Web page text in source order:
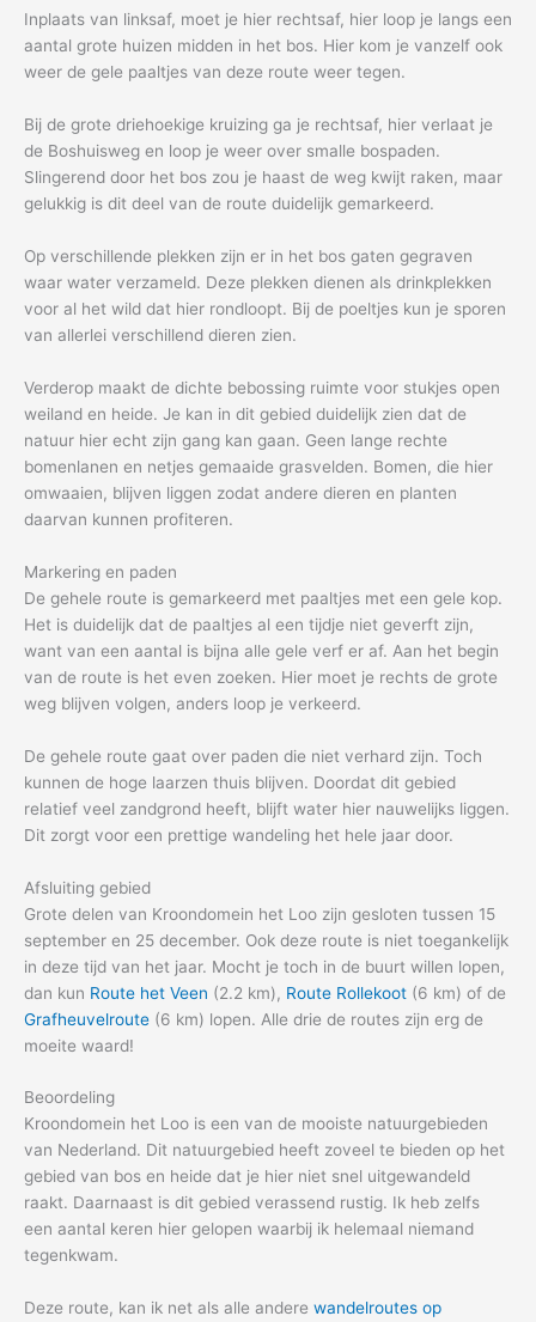
Inplaats van linksaf, moet je hier rechtsaf, hier loop je langs een
aantal grote huizen midden in het bos. Hier kom je vanzelf ook
weer de gele paaltjes van deze route weer tegen.
Bij de grote driehoekige kruizing ga je rechtsaf, hier verlaat je
de Boshuisweg en loop je weer over smalle bospaden.
Slingerend door het bos zou je haast de weg kwijt raken, maar
gelukkig is dit deel van de route duidelijk gemarkeerd.
Op verschillende plekken zijn er in het bos gaten gegraven
waar water verzameld. Deze plekken dienen als drinkplekken
voor al het wild dat hier rondloopt. Bij de poeltjes kun je sporen
van allerlei verschillend dieren zien.
Verderop maakt de dichte bebossing ruimte voor stukjes open
weiland en heide. Je kan in dit gebied duidelijk zien dat de
natuur hier echt zijn gang kan gaan. Geen lange rechte
bomenlanen en netjes gemaaide grasvelden. Bomen, die hier
omwaaien, blijven liggen zodat andere dieren en planten
daarvan kunnen profiteren.
Markering en paden
De gehele route is gemarkeerd met paaltjes met een gele kop.
Het is duidelijk dat de paaltjes al een tijdje niet geverft zijn,
want van een aantal is bijna alle gele verf er af. Aan het begin
van de route is het even zoeken. Hier moet je rechts de grote
weg blijven volgen, anders loop je verkeerd.
De gehele route gaat over paden die niet verhard zijn. Toch
kunnen de hoge laarzen thuis blijven. Doordat dit gebied
relatief veel zandgrond heeft, blijft water hier nauwelijks liggen.
Dit zorgt voor een prettige wandeling het hele jaar door.
Afsluiting gebied
Grote delen van Kroondomein het Loo zijn gesloten tussen 15
september en 25 december. Ook deze route is niet toegankelijk
in deze tijd van het jaar. Mocht je toch in de buurt willen lopen,
dan kun Route het Veen (2.2 km), Route Rollekoot (6 km) of de
Grafheuvelroute (6 km) lopen. Alle drie de routes zijn erg de
moeite waard!
Beoordeling
Kroondomein het Loo is een van de mooiste natuurgebieden
van Nederland. Dit natuurgebied heeft zoveel te bieden op het
gebied van bos en heide dat je hier niet snel uitgewandeld
raakt. Daarnaast is dit gebied verassend rustig. Ik heb zelfs
een aantal keren hier gelopen waarbij ik helemaal niemand
tegenkwam.
Deze route, kan ik net als alle andere wandelroutes op